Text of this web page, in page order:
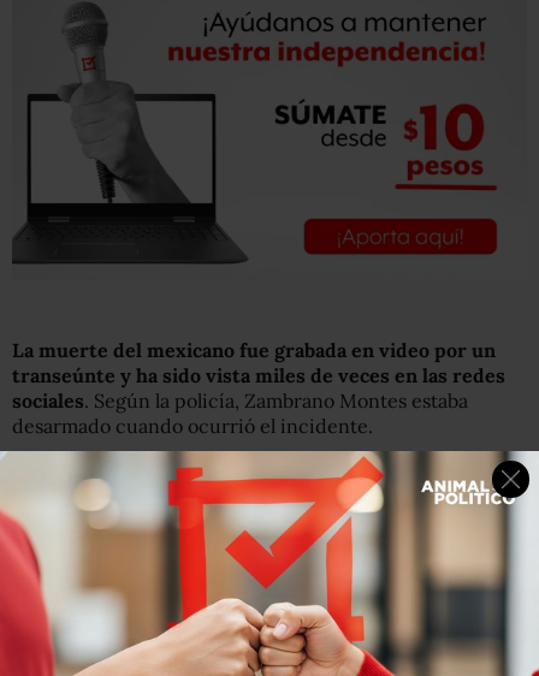
La muerte del mexicano fue grabada en video por un
transeúnte y ha sido vista miles de veces en las redes
sociales. Según la policía, Zambrano Montes estaba
desarmado cuando ocurrió el incidente.
El tiroteo suscitó numerosas protestas y marchas en las
últimas tres semanas en Pasco, en el sureste de
Washington. La ciudad tiene 68.000 habitantes en su
mayoría hispanos, sin embargo la comunidad blanca es
preponderante entre la fuerza policial y la estructura del
poder de esta ciudad.